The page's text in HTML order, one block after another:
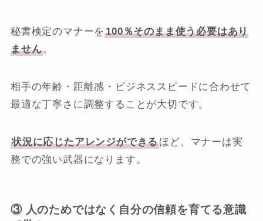
秘書検定のマナーを100％そのまま使う必要はあり
ません。
相手の年齢・距離感・ビジネススピードに合わせて
最適な丁寧さに調整することが大切です。
状況に応じたアレンジができるほど、マナーは実
務での強い武器になります。
③ 人のためではなく自分の信頼を育てる意識